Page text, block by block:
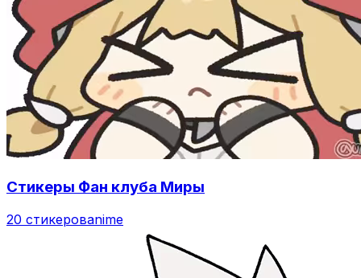
Стикеры Фан клуба Миры
20 стикеровanime